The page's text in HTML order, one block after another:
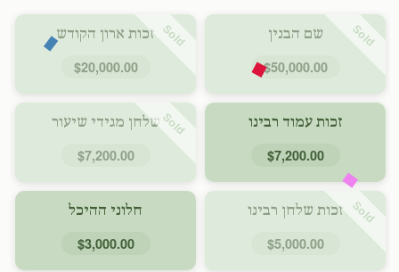
Sold שם הבנין
$50,000.00
Sold זכות ארון הקודש
$20,000.00
זכות עמוד רבינו
$7,200.00
Sold שלחן מגידי שיעור
$7,200.00
Sold זכות שלחן רבינו
$5,000.00
חלוני ההיכל
$3,000.00